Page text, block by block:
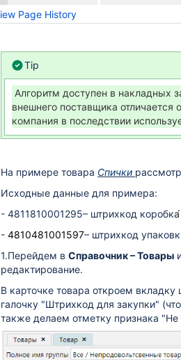
ВЭД
товарах в ПК СПТ
(инвентаризация)
прослеживаемых
Page History
Tip
Алгоритм доступен в накладных
внешнего поставщика
компания в последствии
На примере товара Спички
Исходные данные для примера:
- 4811810001295– штрихкод коробка́
- 4810481001597– штрихкод
1.Перейдем в Справочник – Товары
редактирование.
В карточке товара откроем
галочку "Штрихкод для закупки"
также делаем отметку признака "Не